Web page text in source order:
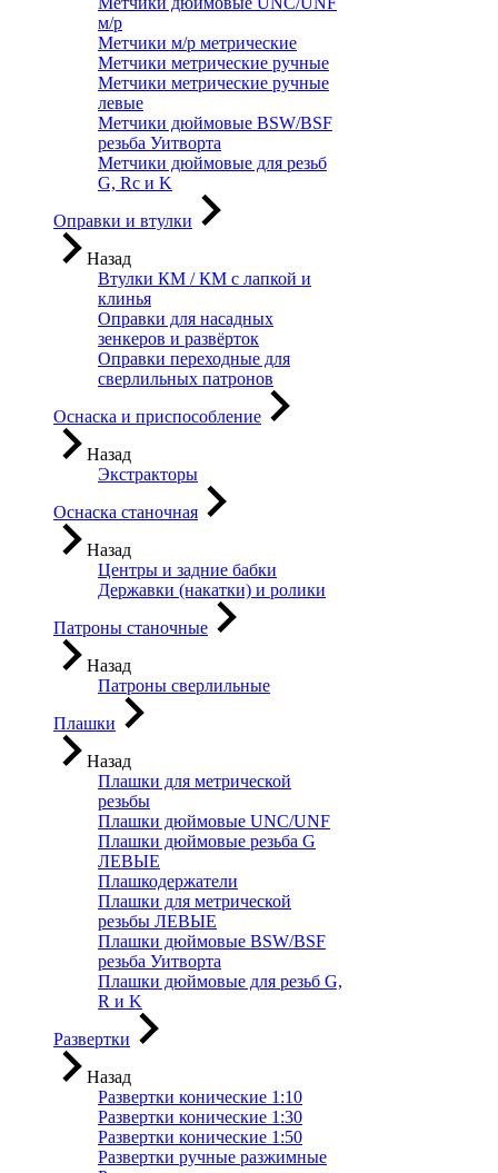
м/р
Метчики м/р метрические
Метчики метрические ручные
Метчики метрические ручные
левые
Метчики дюймовые BSW/BSF
резьба Уитворта
Метчики дюймовые для резьб
G, Rc и K
Оправки и втулки
Назад
Втулки КМ / КМ с лапкой и
клинья
Оправки для насадных
зенкеров и развёрток
Оправки переходные для
сверлильных патронов
Оснаска и приспособление
Назад
Экстракторы
Оснаска станочная
Назад
Центры и задние бабки
Державки (накатки) и ролики
Патроны станочные
Назад
Патроны сверлильные
Плашки
Назад
Плашки для метрической
резьбы
Плашки дюймовые UNC/UNF
Плашки дюймовые резьба G
ЛЕВЫЕ
Плашкодержатели
Плашки для метрической
резьбы ЛЕВЫЕ
Плашки дюймовые BSW/BSF
резьба Уитворта
Плашки дюймовые для резьб G,
R и K
Развертки
Назад
Развертки конические 1:10
Развертки конические 1:30
Развертки конические 1:50
Развертки ручные разжимные